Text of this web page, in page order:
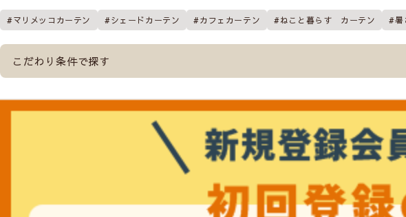
マリメッコカーテン シェードカーテン カフェカーテン ねこと暮らす カーテン 暑
こだわり条件で探す